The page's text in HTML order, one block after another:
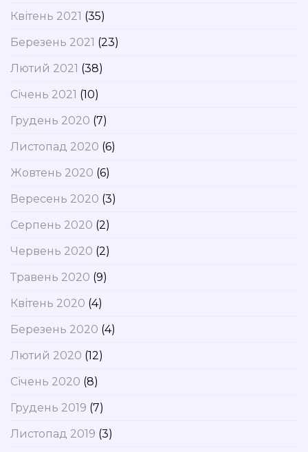
Квітень 2021 (35)
Березень 2021 (23)
Лютий 2021 (38)
Січень 2021 (10)
Грудень 2020 (7)
Листопад 2020 (6)
Жовтень 2020 (6)
Вересень 2020 (3)
Серпень 2020 (2)
Червень 2020 (2)
Травень 2020 (9)
Квітень 2020 (4)
Березень 2020 (4)
Лютий 2020 (12)
Січень 2020 (8)
Грудень 2019 (7)
Листопад 2019 (3)